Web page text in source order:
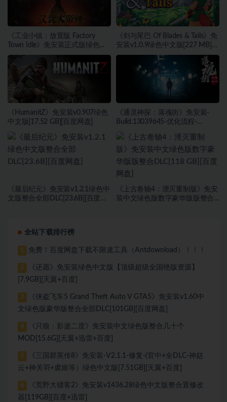
《工业小镇：放置版 Factory
Town Idle》免安装正式版绿色中
文版[171 MB][百度网盘]
《剑与尾巴 Of Blades & Tails》免
安装v1.0.9绿色中文版[227 MB]
[百度网盘]
《HumanitZ》免安装v0.907绿色
中文版[17.52 GB][百度网盘]
《通灵神探：落魂街》免安装-
Build.13039645-优化流程-
GB][百度网盘]
《最后纪元》免安装v1.2.1绿色中
文版整合全部DLC[23.6B][百度网
《上古卷轴4：湮灭重制版》免安
装中文绿色版数字豪华版版整合
全站下载排行榜
1 免费！百度网盘下载不限速工具（Antdownload）！！！
2
《还愿》免安装绿色中文版【顶级超级全国绝版资源】
[7.9GB][天翼+百度]
3
《侠盗飞车5 Grand Theft Auto V GTA5》免安装v1.60中
文绿色版豪华版整合全部DLC[101GB][百度网盘]
4
《只狼：影逝二度》免安装中文绿色版整合几十个
MOD[15.6G][天翼+迅雷+百度]
5
《三国群英传8》免安装-V2.1.1-修复-(官中+全DLC-神赵
云+神关羽+虞姬等）绿色中文版[7.51GB][天翼+百度]
6
《荒野大镖客2》免安装v1436.28绿色中文版整合置修改
器[119GB][百度+迅雷]